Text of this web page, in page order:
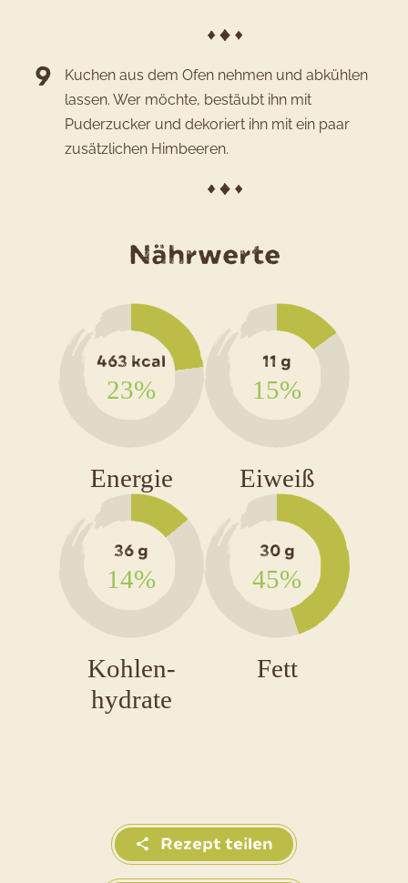
Kuchen aus dem Ofen nehmen und abkühlen
lassen. Wer möchte, bestäubt ihn mit
Puderzucker und dekoriert ihn mit ein paar
zusätzlichen Himbeeren.
Nährwertefür
Rezept
mit
und
Tropfen
463 kcal
23%
Energie
11 g
15%
Eiweiß
36 g
14%
Kohlen-
hydrate
30 g
45%
Fett
Rezept teilen